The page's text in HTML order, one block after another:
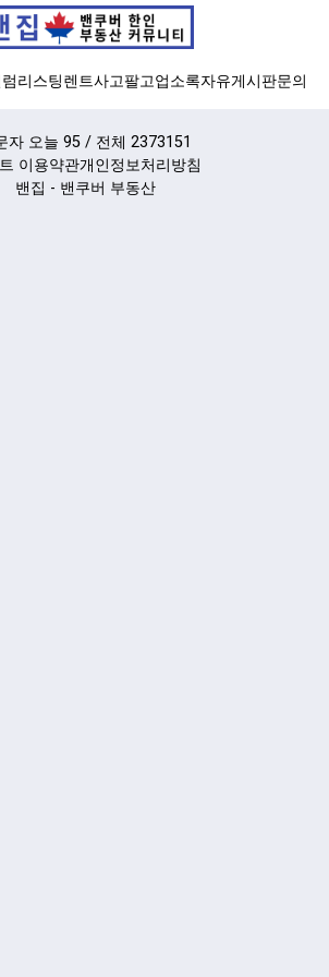
리스팅렌트사고팔고업소록자유게시판문의
자 오늘 95 / 전체 2373151
이용약관개인정보처리방침
밴집 - 밴쿠버 부동산